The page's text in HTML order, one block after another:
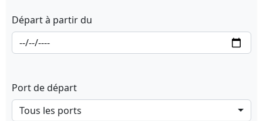
Départ à partir du
Port de départ
Tous les ports